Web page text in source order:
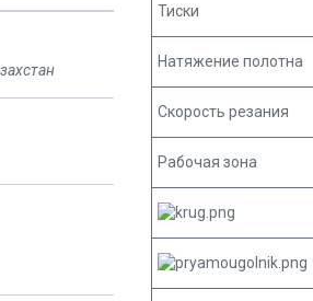
Тиски
Натяжение полотна
Скорость резания
Рабочая зона